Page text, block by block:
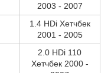
2003 - 2007
1.4 HDi Хетчбек
2001 - 2005
2.0 HDi 110
Хетчбек 2000 -